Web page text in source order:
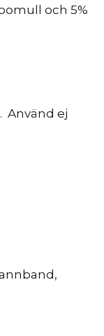
och 5%
Använd ej